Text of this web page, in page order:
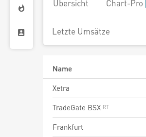
Übersicht Chart-Pro
Letzte Umsätze
Name
Xetra
TradeGate BSX
Frankfurt